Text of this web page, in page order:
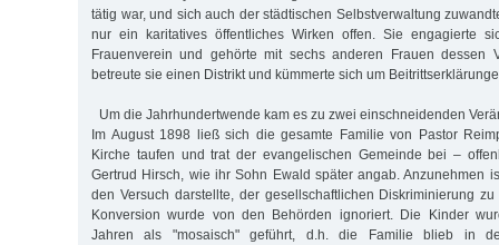
tätig war, und sich auch der städtischen Selbstverwaltung
nur ein karitatives öffentliches Wirken offen. Sie engagierte
Frauenverein und gehörte mit sechs anderen Frauen dessen
betreute sie einen Distrikt und kümmerte sich um
Um die Jahrhundertwende kam es zu zwei einschneidenden
Im August 1898 ließ sich die gesamte Familie von Pastor
Kirche taufen und trat der evangelischen Gemeinde bei –
Gertrud Hirsch, wie ihr Sohn Ewald später angab. Anzunehmen
den Versuch darstellte, der gesellschaftlichen Diskriminierung
Konversion wurde von den Behörden ignoriert. Die Kinder
Jahren als "mosaisch" geführt, d.h. die Familie blieb in